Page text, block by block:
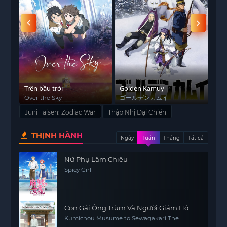
thế giới. Tuy nhiên, khi những âm mưu từ quá
khứ bị vén màn, anh phải đối mặt với các thần
quyền năng khác trong một trận chiến quyết định
gọi làThập Nhị Đại Chiến. Mỗi đại chiến có thể
thay đổi hoàn toàn cục diện của các vương quốc
và định hình lại số phận của cả thế giới.Raiden
cùng với những đồng minh của mình phải chiến
đấu với những thế lực đen tối đang đe dọa sự tồn
tại của thế giới, đồng thời khám phá những bí
mật sâu sắc về các vị thần và nguồn gốc sức
mạnh của họ.
không chỉ gây ấn tượng với
những pha hành động đầy kịch tính mà còn
khám phá những mối quan hệ phức tạp giữa các
nhân vật, sự hy sinh và lòng trung thành. Bộ
anime
về sự đấu tranh giữa cái thiện và cái ác, tình bạn
và sự phản bội.
Trên bầu trời
Over the Sky
Golden Kamuy
ゴールデンカムイ
Juni Taisen: Zodiac War Thập Nhị Đại Chiến
THỊNH HÀNH Ngày Tuần Tháng Tất cả
Nữ Phụ Lắm Chiêu
Spicy Girl
Con Gái Ông Trùm Và Người Giám Hộ
Kumichou Musume to Sewagakari The